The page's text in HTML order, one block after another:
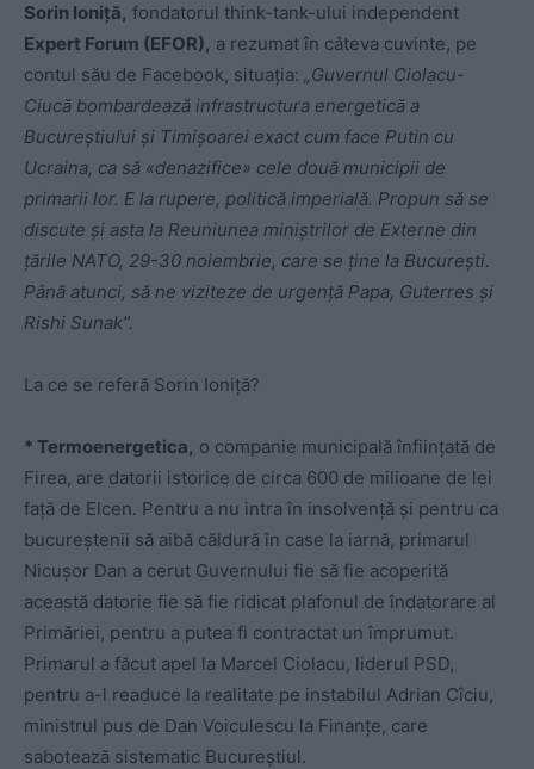
Sorin Ioniță, fondatorul think-tank-ului independent
Expert Forum (EFOR), a rezumat în câteva cuvinte, pe
contul său de Facebook, situația:
„Guvernul Ciolacu-
Ciucă bombardează infrastructura energetică a
Bucureştiului şi Timişoarei exact cum face Putin cu
Ucraina, ca să «denazifice» cele două municipii de
primarii lor. E la rupere, politică imperială. Propun să se
discute şi asta la Reuniunea miniştrilor de Externe din
ţările NATO, 29-30 noiembrie, care se ţine la Bucureşti.
Până atunci, să ne viziteze de urgenţă Papa, Guterres şi
Rishi Sunak”.
La ce se referă Sorin Ioniță?
* Termoenergetica, o companie municipală înființată de
Firea, are datorii istorice de circa 600 de milioane de lei
față de Elcen. Pentru a nu intra în insolvență și pentru ca
bucureștenii să aibă căldură în case la iarnă, primarul
Nicușor Dan a cerut Guvernului fie să fie acoperită
această datorie fie să fie ridicat plafonul de îndatorare al
Primăriei, pentru a putea fi contractat un împrumut.
Primarul a făcut apel la Marcel Ciolacu, liderul PSD,
pentru a-l readuce la realitate pe instabilul Adrian Cîciu,
ministrul pus de Dan Voiculescu la Finanțe, care
sabotează sistematic Bucureștiul.